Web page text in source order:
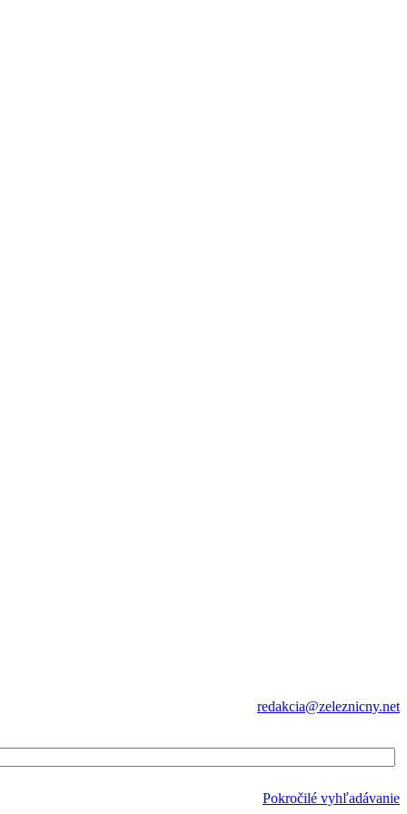
redakcia@zeleznicny.net
Pokročilé vyhľadávanie